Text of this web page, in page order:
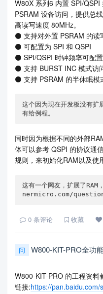
W80X 系列6 内置 SPI/
PSRAM 设备访问，提供总
高读写速度 80MHz。
⚫ 支持对外置 PSRAM 的读
⚫ 可配置为 SPI 和 QSPI
⚫ SPI/QSPI 时钟频率可配置
⚫ 支持 BURST INC 模式访
⚫ 支持 PSRAM 的半休眠模
这个因为现在开发板没有扩
有给例程。
同时因为根据不同的外部
体可以参考 QSPI 的协议通
规则，来初始化RAM以及使
这有一个网友，扩展了
nermicro.com/
0 条评论 收藏
问 W800-KIT-PRO全功
W800-KIT-PRO 的工程资料
链接:https://